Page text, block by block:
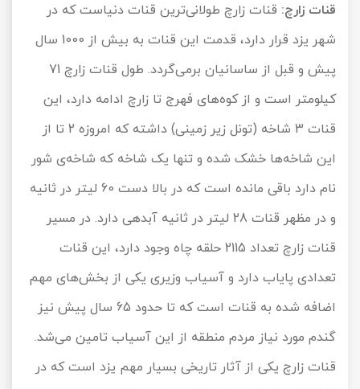
قنات زارچ: قنات زارچ طولانی‌ترین قنات دنیاست که در
شهر یزد قرار دارد، قدمت این قنات به بیش از 1000 سال
پیش و قبل از ساسانیان برمی‌گردد. طول قنات زارچ 71
کیلومتر است و از کوه‌های فهرج تا زارچ ادامه دارد، این
قنات 3 شاخه (تونل زیر زمینی) داشته که امروزه 2 تا از
این شاخه‌ها خشک شده و تنها یک شاخه که شاخه‌ی شور
نام دارد باقی مانده است که در بالا دست 60 لیتر در ثانیه
و در مظهر قنات 28 لیتر در ثانیه آبدهی دارد. در مسیر
قنات زارچ تعداد 2115 حلقه چاه وجود دارد، این قنات
تعدادی پایاب دارد و آسیاب وزیری یکی از بخش‌های مهم
اضافه شده به قنات است که تا حدود 65 سال پیش نیز
گندم مورد نیاز مردم منطقه از این آسیاب تامین می‌شد.
قنات زارچ یکی از آثار تاریخی بسیار مهم یزد است که در